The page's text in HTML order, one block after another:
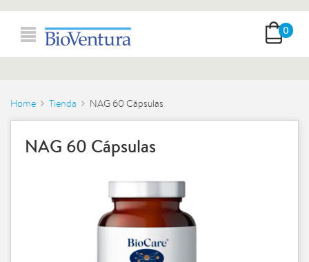
0
Home Tienda NAG 60 Cápsulas
NAG 60 Cápsulas